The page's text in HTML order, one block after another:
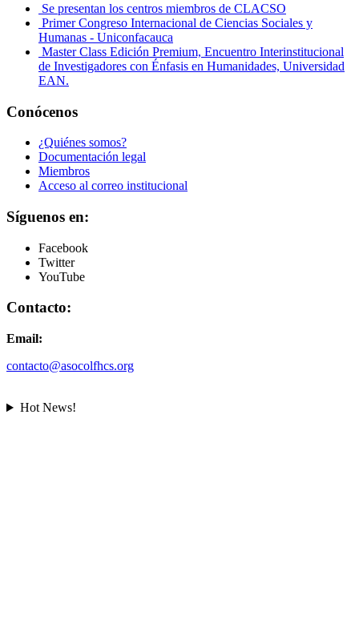
Se presentan los centros miembros de CLACSO
Primer Congreso Internacional de Ciencias Sociales y
Humanas - Uniconfacauca
Master Class Edición Premium, Encuentro Interinstitucional
de Investigadores con Énfasis en Humanidades, Universidad
EAN.
Conócenos
¿Quiénes somos?
Documentación legal
Miembros
Acceso al correo institucional
Síguenos en:
Facebook
Twitter
YouTube
Contacto:
Email:
contacto@asocolfhcs.org
Hot News!